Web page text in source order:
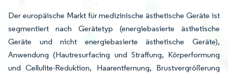
Der europäische Markt für medizinische ästhetische Geräte ist
segmentiert nach Gerätetyp (energiebasierte ästhetische
Geräte und nicht energiebasierte ästhetische Geräte),
Anwendung (Hautresurfacing und Straffung, Körperformung
und Cellulite-Reduktion, Haarentfernung, Brustvergrößerung